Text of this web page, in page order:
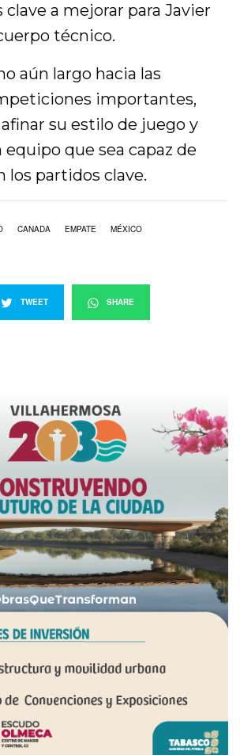
clave a mejorar para Javier
técnico.
aún largo hacia las
importantes,
su estilo de juego y
que sea capaz de
los partidos clave.
CANADA EMPATE MÉXICO
TWEET SHARE